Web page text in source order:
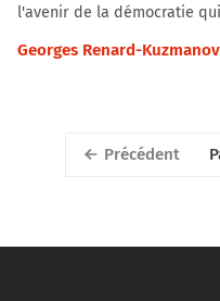
l'avenir de la démocratie
Georges Renard-
Précédent